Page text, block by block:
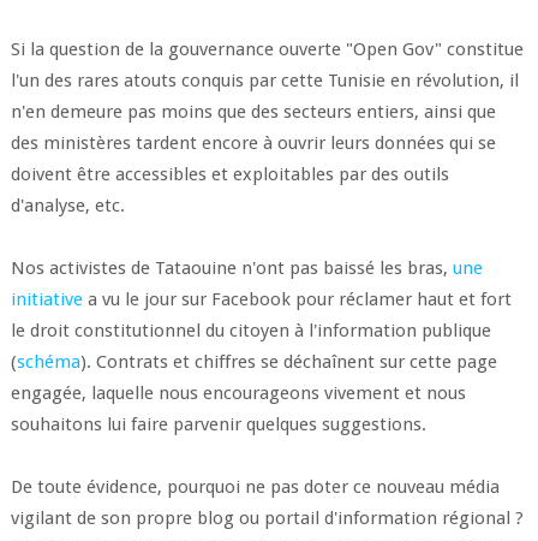
Si la question de la gouvernance ouverte "Open Gov" constitue
l'un des rares atouts conquis par cette Tunisie en révolution, il
n'en demeure pas moins que des secteurs entiers, ainsi que
des ministères tardent encore à ouvrir leurs données qui se
doivent être accessibles et exploitables par des outils
d'analyse, etc.
Nos activistes de Tataouine n'ont pas baissé les bras, une
initiativea vu le jour sur Facebook pour réclamer haut et fort
le droit constitutionnel du citoyen à l'information publique
(schéma). Contrats et chiffres se déchaînent sur cette page
engagée, laquelle nous encourageons vivement et nous
souhaitons lui faire parvenir quelques suggestions.
De toute évidence, pourquoi ne pas doter ce nouveau média
vigilant de son propre blog ou portail d'information régional ?